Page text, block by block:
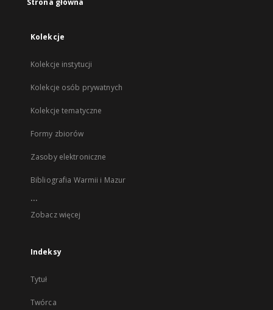
Strona główna
Kolekcje
Kolekcje instytucji
Kolekcje osób prywatnych
Kolekcje tematyczne
Formy zbiorów
Zasoby elektroniczne
Bibliografia Warmii i Mazur
...
Zobacz więcej
Indeksy
Tytuł
Twórca